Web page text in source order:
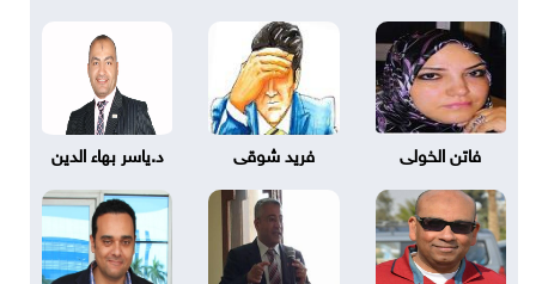
فاتن الخولى فريد شوقى د.ياسر بهاء الدين